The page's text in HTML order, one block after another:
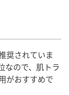
奨されていま
なので、肌トラ
がおすすめで